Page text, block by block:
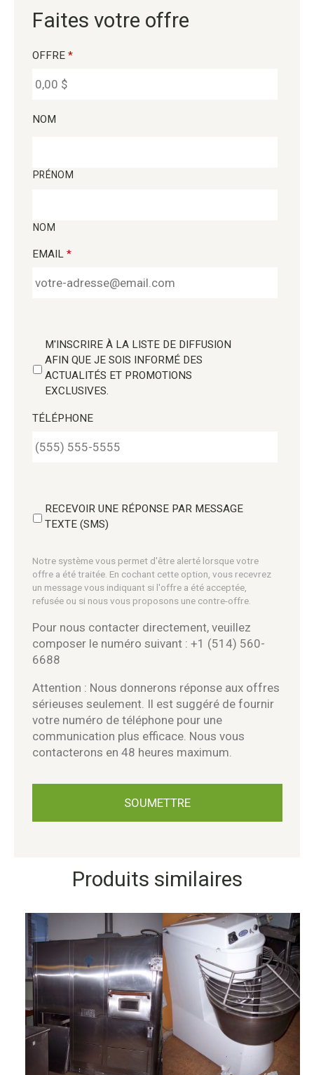
Faites votre offre
OFFRE *
NOM
PRÉNOM
NOM
EMAIL *
M'INSCRIRE À LA LISTE DE DIFFUSION
AFIN QUE JE SOIS INFORMÉ DES
ACTUALITÉS ET PROMOTIONS
EXCLUSIVES.
TÉLÉPHONE
RECEVOIR UNE RÉPONSE PAR MESSAGE
TEXTE (SMS)
Notre système vous permet d'être alerté lorsque votre
offre a été traitée. En cochant cette option, vous recevrez
un message vous indiquant si l'offre a été acceptée,
refusée ou si nous vous proposons une contre-offre.
Pour nous contacter directement, veuillez
composer le numéro suivant : +1 (514) 560-
6688
Attention : Nous donnerons réponse aux offres
sérieuses seulement. Il est suggéré de fournir
votre numéro de téléphone pour une
communication plus efficace. Nous vous
contacterons en 48 heures maximum.
Produits similaires